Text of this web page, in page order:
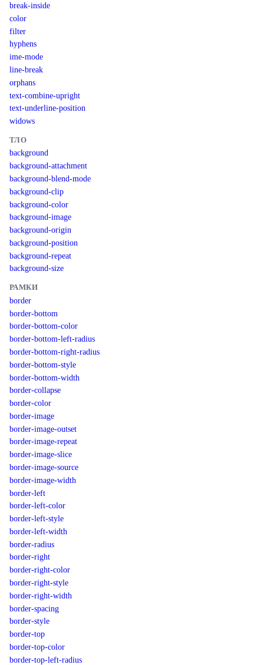
break-inside
color
filter
hyphens
ime-mode
line-break
orphans
text-combine-upright
text-underline-position
widows
ТЛО
background
background-attachment
background-blend-mode
background-clip
background-color
background-image
background-origin
background-position
background-repeat
background-size
РАМКИ
border
border-bottom
border-bottom-color
border-bottom-left-radius
border-bottom-right-radius
border-bottom-style
border-bottom-width
border-collapse
border-color
border-image
border-image-outset
border-image-repeat
border-image-slice
border-image-source
border-image-width
border-left
border-left-color
border-left-style
border-left-width
border-radius
border-right
border-right-color
border-right-style
border-right-width
border-spacing
border-style
border-top
border-top-color
border-top-left-radius